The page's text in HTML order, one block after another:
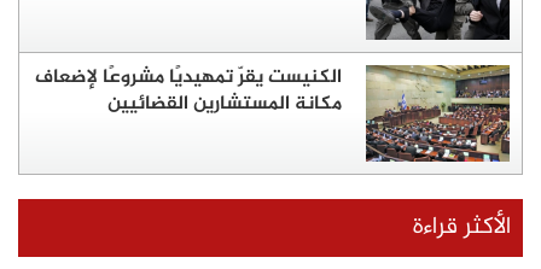
الكنيست يقرّ تمهيديًا مشروعًا لإضعاف
مكانة المستشارين القضائيين
الأكثر قراءة